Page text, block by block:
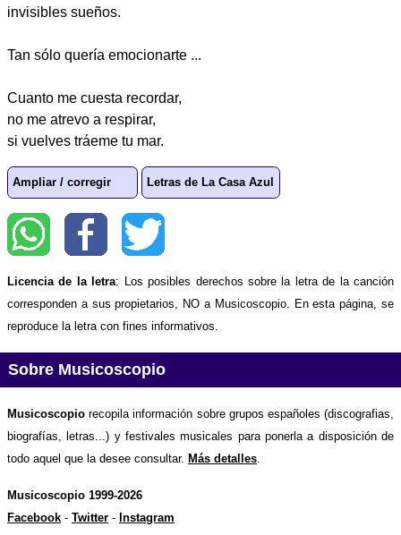
invisibles sueños.
Tan sólo quería emocionarte ...
Cuanto me cuesta recordar,
no me atrevo a respirar,
si vuelves tráeme tu mar.
Ampliar / corregir Letras de La Casa Azul
Licencia de la letra: Los posibles derechos sobre la letra de la canción
corresponden a sus propietarios, NO a Musicoscopio. En esta página, se
reproduce la letra con fines informativos.
Sobre Musicoscopio
Musicoscopio recopila información sobre grupos españoles (discografias,
biografías, letras...) y festivales musicales para ponerla a disposición de
todo aquel que la desee consultar. Más detalles
Musicoscopio 1999-2026
Facebook - Twitter - Instagram